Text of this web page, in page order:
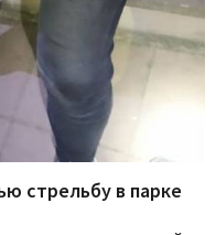
стрельбу в парке